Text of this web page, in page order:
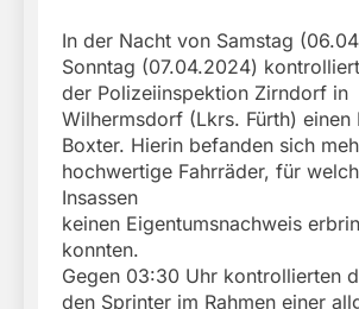
In der Nacht von Samstag
Sonntag (07.04.2024)
der Polizeiinspektion Zirndorf in
Wilhermsdorf (Lkrs. Fürth) einen
Boxter. Hierin befanden sich
hochwertige Fahrräder, für
Insassen
keinen Eigentumsnachweis
konnten.
Gegen 03:30 Uhr kontrollierten
den Sprinter im Rahmen einer